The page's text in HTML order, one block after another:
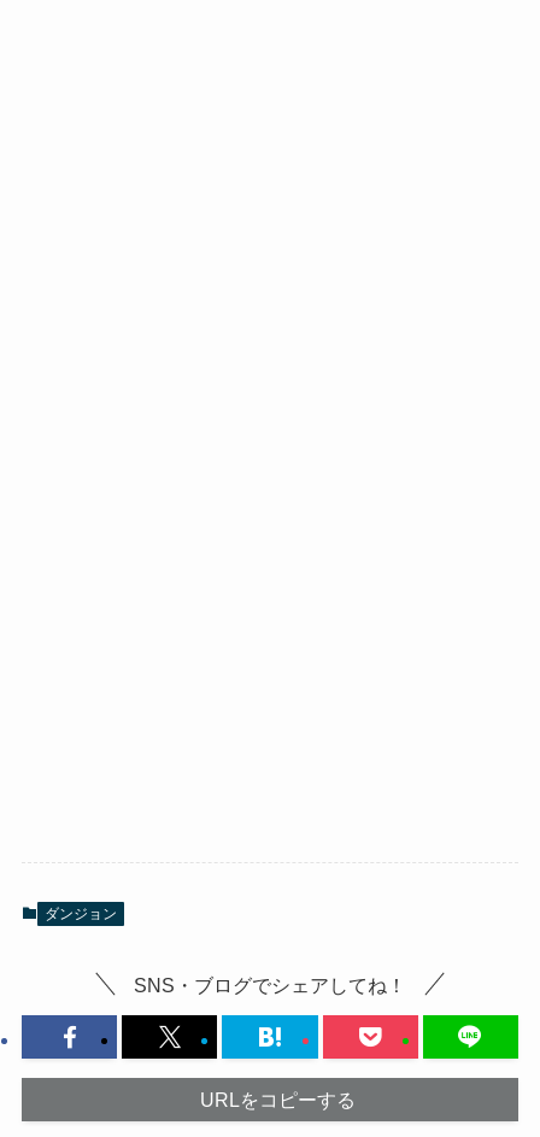
ダンジョン
SNS・ブログでシェアしてね！
URLをコピーする